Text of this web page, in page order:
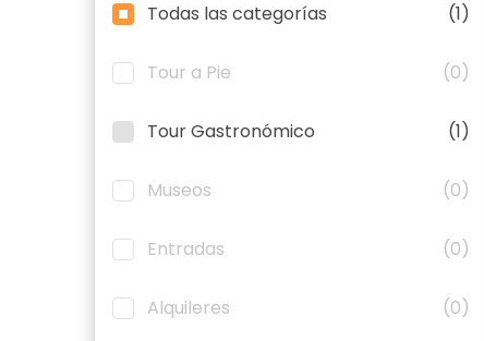
Todas las categorías (1)
Tour a Pie (0)
Tour Gastronómico (1)
Museos (0)
Entradas (0)
Alquileres (0)